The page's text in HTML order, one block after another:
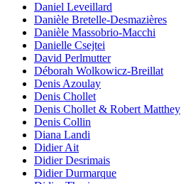
Daniel Leveillard
Danièle Bretelle-Desmazières
Danièle Massobrio-Macchi
Danielle Csejtei
David Perlmutter
Déborah Wolkowicz-Breillat
Denis Azoulay
Denis Chollet
Denis Chollet & Robert Matthey
Denis Collin
Diana Landi
Didier Ait
Didier Desrimais
Didier Durmarque